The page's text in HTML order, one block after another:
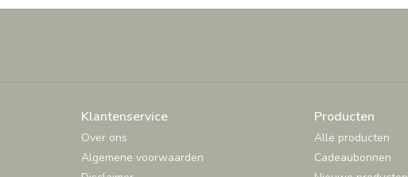
Klantenservice
Over ons
Algemene voorwaarden
Producten
Alle producten
Cadeaubonnen